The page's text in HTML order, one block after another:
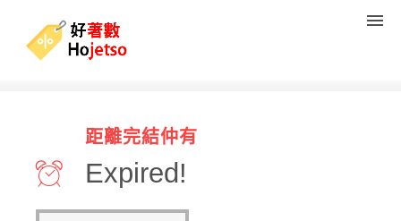
雷蛇 Razer 電競設備/電腦遊
戲網 送US$15優惠碼
(0 reviews)
距離完結仲有
Expired!